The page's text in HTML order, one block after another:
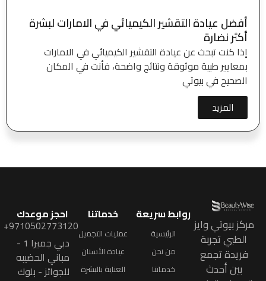
أفضل عيادة التقشير الكيميائي في الامارات لبشرة
أكثر نضارة
إذا كنت تبحث عن عيادة التقشير الكيميائي في الامارات
بمعايير طبية موثوقة ونتائج واضحة، فأنت في المكان
الصحيح في بيوتي
المزيد
مركز بيوتي وايز
الطبي تجربة
فريدة تجمع
بين أحدث
روابط سريعة
الرئيسية
من نحن
خدماتنا
خدماتنا
عمليات التجميل
عيادة الأسنان
العناية بالبشرة
احجز موعدك
9710502773120+
دبي جميرا 1 -
مباني الحضيبه
للجوائز - بلوك